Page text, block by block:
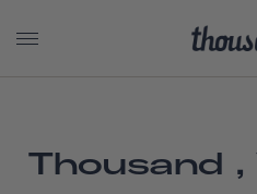
Thousand ,